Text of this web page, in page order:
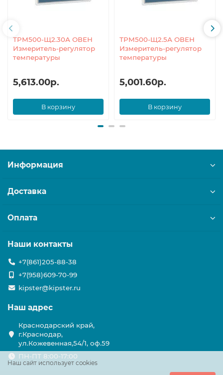
ТРМ500-Щ2.30А ОВЕН
Измеритель-регулятор
температуры
5,613.00р.
В корзину
ТРМ500-Щ2.5А ОВЕН
Измеритель-регулятор
температуры
5,001.60р.
В корзину
Наш сайт использует cookies
Информация
Доставка
Оплата
Наши контакты
+7(861)205-88-38
+7(958)609-70-99
kipster@kipster.ru
Наш адрес
Краснодарский край,
г.Краснодар,
ул.Кожевенная,54/1, оф.59
ПН-ПТ 8:00-17:00